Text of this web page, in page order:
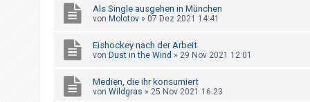
Als Single ausgehen in München
von Molotov » 07 Dez 2021 14:41
Eishockey nach der Arbeit
von Dust in the Wind » 29 Nov 2021 12:01
Medien, die ihr konsumiert
von Wildgras » 25 Nov 2021 16:23